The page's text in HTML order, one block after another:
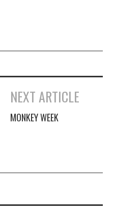
NEXT ARTICLE
MONKEY WEEK